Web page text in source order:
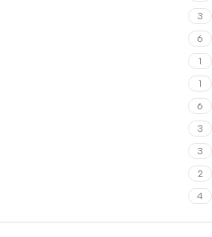
3
6
1
1
6
3
3
2
4